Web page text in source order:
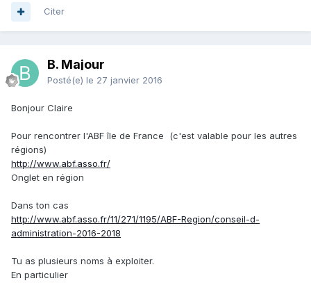
Citer
B. Majour
Posté(e) le 27 janvier 2016
Bonjour Claire
Pour rencontrer l'ABF île de France (c'est valable pour les autres
régions)
http://www.abf.asso.fr/
Onglet en région
Dans ton cas
http://www.abf.asso.fr/11/271/1195/ABF-Region/conseil-d-
administration-2016-2018
Tu as plusieurs noms à exploiter.
En particulier